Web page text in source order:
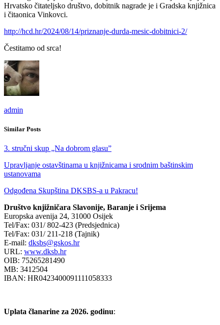
Hrvatsko čitateljsko društvo, dobitnik nagrade je i Gradska knjižnica
i čitaonica Vinkovci.
http://hcd.hr/2024/08/14/priznanje-durda-mesic-dobitnici-2/
Čestitamo od srca!
admin
Similar Posts
3. stručni skup „Na dobrom glasu”
Upravljanje ostavštinama u knjižnicama i srodnim baštinskim
ustanovama
Odgođena Skupština DKSBS-a u Pakracu!
Društvo knjižničara Slavonije, Baranje i Srijema
Europska avenija 24, 31000 Osijek
Tel/Fax: 031/ 802-423 (Predsjednica)
Tel/Fax: 031/ 211-218 (Tajnik)
E-mail: dksbs@gskos.hr
URL: www.dksb.hr
OIB: 75265281490
MB: 3412504
IBAN: HR0423400091111058333
Uplata članarine za 2026. godinu: